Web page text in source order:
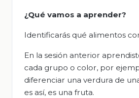
¿Qué vamos a aprender?
Identificarás qué alimentos
En la sesión anterior
cada grupo o color, por
diferenciar una verdura de
es así, es una fruta.